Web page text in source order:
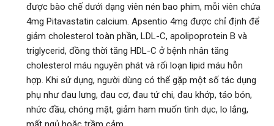
được bào chế dưới dạng viên nén bao phim, mỗi viên chứa
4mg Pitavastatin calcium. Apsentio 4mg được chỉ định để
giảm cholesterol toàn phần, LDL-C, apolipoprotein B và
triglycerid, đồng thời tăng HDL-C ở bệnh nhân tăng
cholesterol máu nguyên phát và rối loạn lipid máu hỗn
hợp. Khi sử dụng, người dùng có thể gặp một số tác dụng
phụ như đau lưng, đau cơ, đau tứ chi, đau khớp, táo bón,
nhức đầu, chóng mặt, giảm ham muốn tình dục, lo lắng,